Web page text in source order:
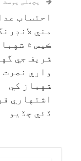
احتساب
مني
ڪيس ۾
شريف جي
واري نصرت
شهباز کي
اشتهاري
ڏئي ڇڏيو